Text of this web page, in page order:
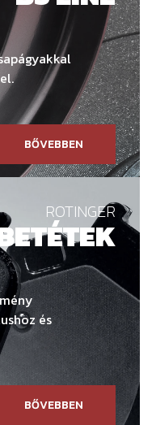
BŐVEBBEN
ROTINGER
és
BŐVEBBEN